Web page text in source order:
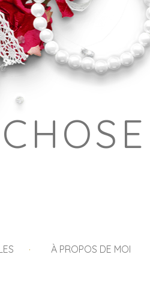
À PROPOS DE MOI